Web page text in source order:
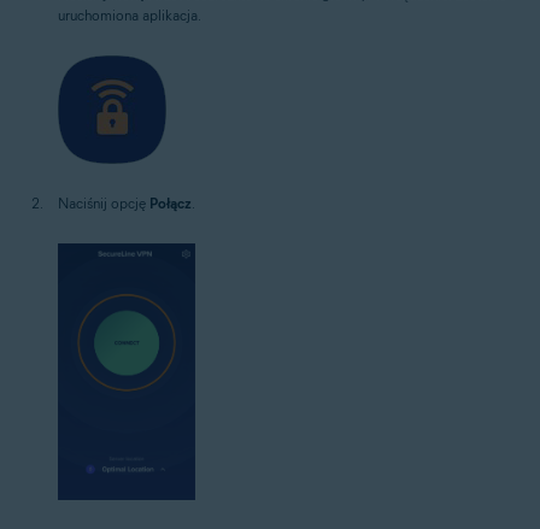
uruchomiona aplikacja.
Naciśnij opcję Połącz.